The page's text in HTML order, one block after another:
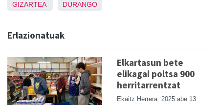
GIZARTEA DURANGO
Erlazionatuak
Elkartasun bete
elikagai poltsa 900
herritarrentzat
Ekaitz Herrera 2025 abe 13